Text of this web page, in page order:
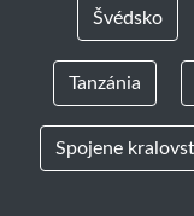
Švédsko
Tanzánia
Spojene